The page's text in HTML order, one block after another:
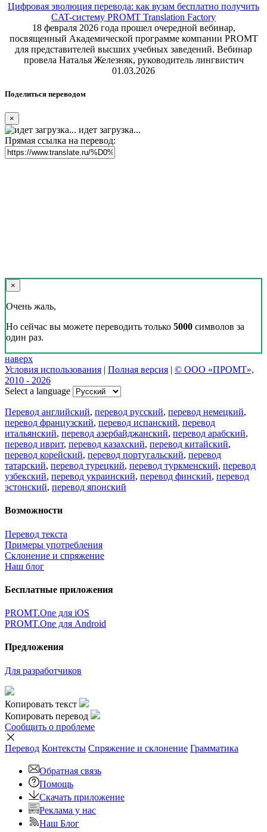
Цифровая эволюция перевода: как вузам бесплатно получить
CAT-систему PROMT Translation Factory
18 февраля 2026 года прошел очередной вебинар,
посвященный Академической программе компании PROMT
для представителей высших учебных заведений. Вебинар
провела Наталья Железняк, руководитель лингвистич
01.03.2026
Поделиться переводом
×
идет загрузка...
Прямая ссылка на перевод:
×
Очень жаль,
Но сейчас вы можете переводить только 5000 символов за
один раз.
наверх
Условия использования | Полная версия | © ООО «ПРОМТ»,
2010 - 2026
Select a language
Перевод английский, перевод русский, перевод немецкий,
перевод французский, перевод испанский, перевод
итальянский, перевод азербайджанский, перевод арабский,
перевод иврит, перевод казахский, перевод китайский,
перевод корейский, перевод португальский, перевод
татарский, перевод турецкий, перевод туркменский, перевод
узбекский, перевод украинский, перевод финский, перевод
эстонский, перевод японский
Возможности
Перевод текста
Примеры употребления
Склонение и спряжение
Наш блог
Бесплатные приложения
PROMT.One для iOS
PROMT.One для Android
Предложения
Для разработчиков
Копировать текст
Копировать перевод
Сообщить о проблеме
Перевод Контексты Спряжение и склонение Грамматика
Обратная связь
Помощь
Скачать приложение
Реклама у нас
Наш Блог